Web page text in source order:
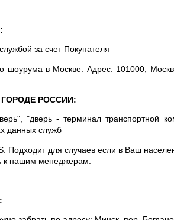
за счет Покупателя
шоурума в Москве. Адрес: 101000,
РОССИИ:
"дверь - терминал транспортной
данных служб
Подходит для случаев если в Ваш
к нашим менеджерам.